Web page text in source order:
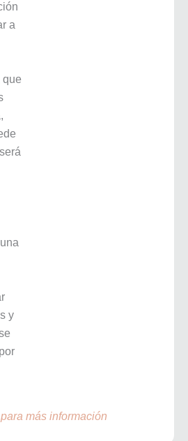
a
que
y
más información